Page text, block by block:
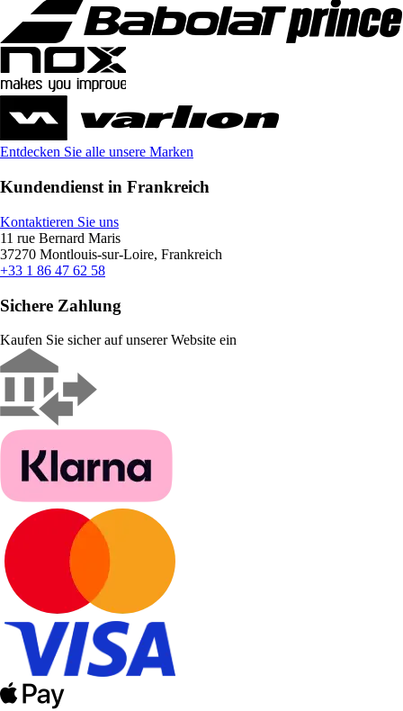
Entdecken Sie alle unsere Marken
Kundendienst in Frankreich
Kontaktieren Sie uns
11 rue Bernard Maris
37270 Montlouis-sur-Loire, Frankreich
+33 1 86 47 62 58
Sichere Zahlung
Kaufen Sie sicher auf unserer Website ein